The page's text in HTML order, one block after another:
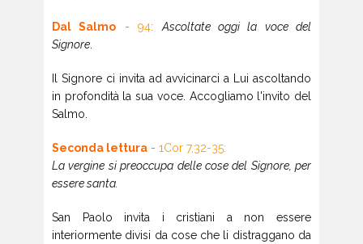
Dal Salmo -94:
Ascoltate oggi la voce del
Signore
Il Signore ci invita ad avvicinarci a Lui ascoltando
in profondità la sua voce. Accogliamo l'invito del
Salmo.
Seconda lettura - 1Cor 7,32-35:
La vergine si preoccupa delle cose del Signore, per
essere santa.
San Paolo invita i cristiani a non essere
interiormente divisi da cose che li distraggano da